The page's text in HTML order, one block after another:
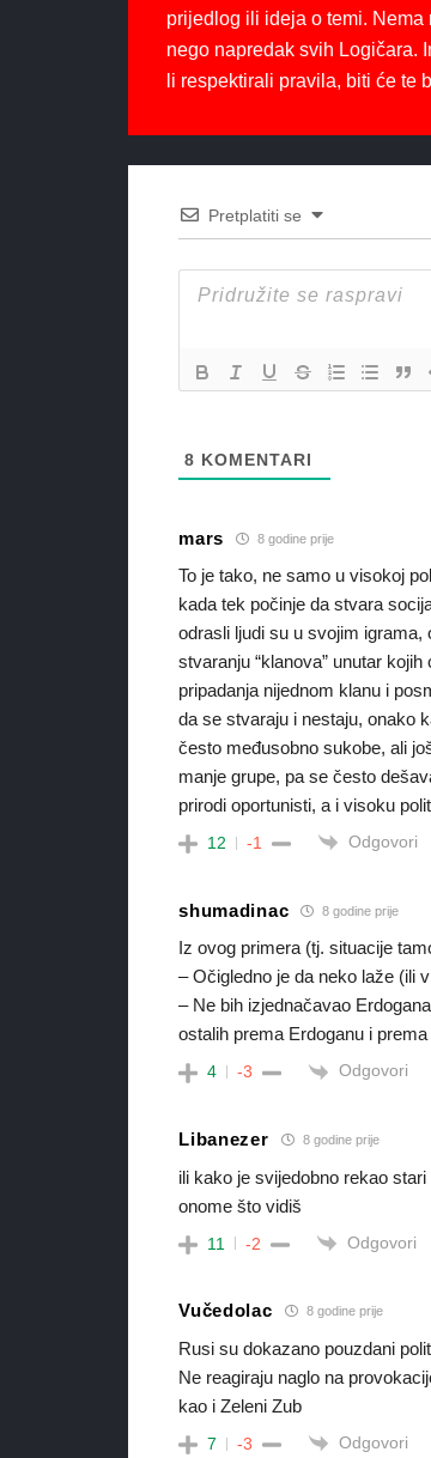
prijedlog ili ideja o temi.
nego napredak svih Logičara.
li respektirali pravila, biti će te
Pretplatiti se
8 KOMENTARI
mars 8 godine prije
To je tako, ne samo u visokoj
kada tek počinje da stvara
odrasli ljudi su u svojim
stvaranju “klanova” unutar
pripadanja nijednom klanu i
da se stvaraju i nestaju, onako
često međusobno sukobe, ali
manje grupe, pa se često
prirodi oportunisti, a i visoku
12 -1 Odgovori
shumadinac 8 godine prije
Iz ovog primera (tj. situacije
– Očigledno je da neko laže (ili
– Ne bih izjednačavao
ostalih prema Erdoganu i
4 -3 Odgovori
Libanezer 8 godine prije
ili kako je svijedobno rekao
onome što vidiš
11 -2 Odgovori
Vučedolac 8 godine prije
Rusi su dokazano pouzdani
Ne reagiraju naglo na
kao i Zeleni Zub
7 -3 Odgovori